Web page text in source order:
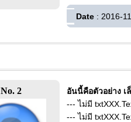
Date : 2016-
No. 2
อันนี้คือตัวอย่าง เ
--- ไม่มี
--- ไม่มี